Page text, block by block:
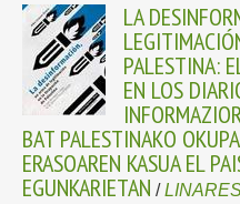
LA
PALESTINA:
EN LOS
BAT PALESTINAKO
ERASOAREN KASUA EL
EGUNKARIETAN /